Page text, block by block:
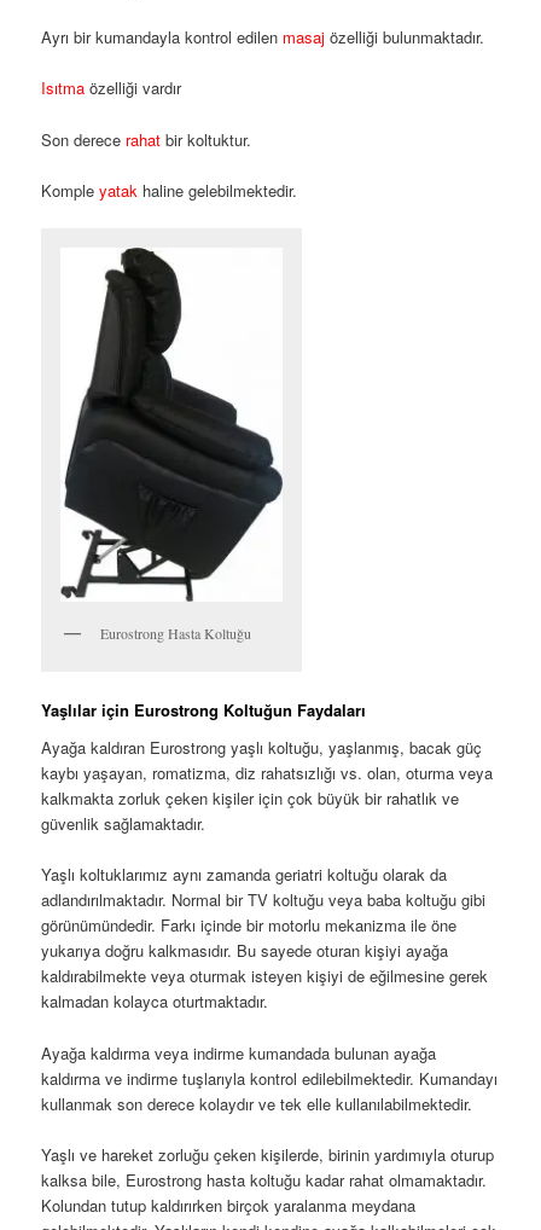
Ayrı bir kumandayla kontrol edilen masaj özelliği bulunmaktadır.
Isıtma özelliği vardır
Son derece rahat bir koltuktur.
Kompleyatak haline gelebilmektedir.
Eurostrong Hasta Koltuğu
Yaşlılar için Eurostrong Koltuğun Faydaları
Ayağa kaldıran Eurostrong yaşlı koltuğu, yaşlanmış, bacak güç
kaybı yaşayan, romatizma, diz rahatsızlığı vs. olan, oturma veya
kalkmakta zorluk çeken kişiler için çok büyük bir rahatlık ve
güvenlik sağlamaktadır.
Yaşlı koltuklarımız aynı zamanda geriatri koltuğu olarak da
adlandırılmaktadır. Normal bir TV koltuğu veya baba koltuğu gibi
görünümündedir. Farkı içinde bir motorlu mekanizma ile öne
yukarıya doğru kalkmasıdır. Bu sayede oturan kişiyi ayağa
kaldırabilmekte veya oturmak isteyen kişiyi de eğilmesine gerek
kalmadan kolayca oturtmaktadır.
Ayağa kaldırma veya indirme kumandada bulunan ayağa
kaldırma ve indirme tuşlarıyla kontrol edilebilmektedir. Kumandayı
kullanmak son derece kolaydır ve tek elle kullanılabilmektedir.
Yaşlı ve hareket zorluğu çeken kişilerde, birinin yardımıyla oturup
kalksa bile, Eurostrong hasta koltuğu kadar rahat olmamaktadır.
Kolundan tutup kaldırırken birçok yaralanma meydana